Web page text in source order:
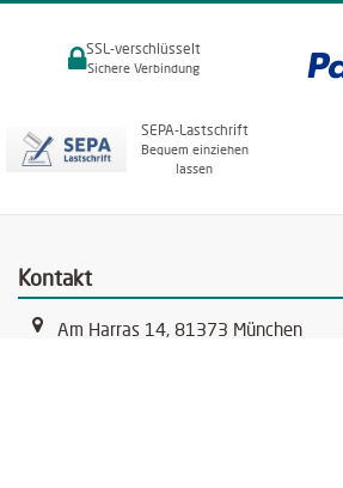
SSL-verschlüsselt
Sichere Verbindung
SEPA-Lastschrift
Bequem einziehen
lassen
Kontakt
Am Harras 14, 81373 München